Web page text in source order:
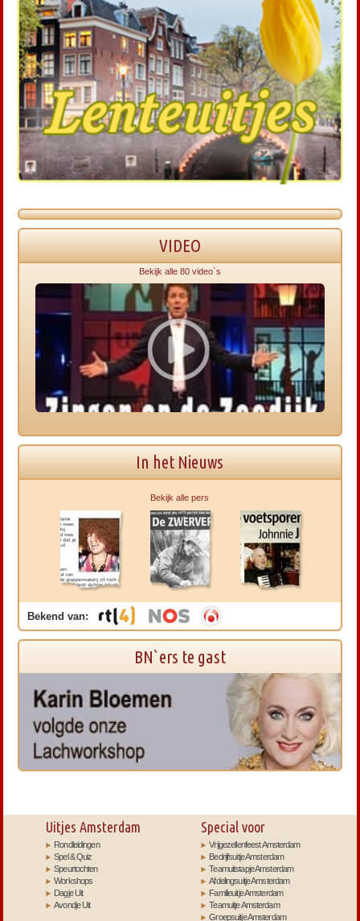
VIDEO
Bekijk alle 80 video`s
In het Nieuws
Bekijk alle pers
Bekend van:
BN`ers te gast
Uitjes Amsterdam
Rondleidingen
Spel & Quiz
Speurtochten
Workshops
Dagje Uit
Avondje Uit
Special voor
Vrijgezellenfeest Amsterdam
Bedrijfsuitje Amsterdam
Teamuitstapje Amsterdam
Afdelingsuitje Amsterdam
Familieuitje Amsterdam
Teamuitje Amsterdam
Groepsuitje Amsterdam